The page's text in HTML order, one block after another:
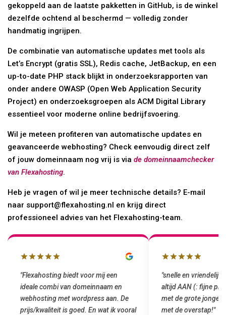
gekoppeld aan de laatste pakketten in GitHub, is de winkel
dezelfde ochtend al beschermd — volledig zonder
handmatig ingrijpen.
De combinatie van automatische updates met tools als
Let’s Encrypt (gratis SSL), Redis cache, JetBackup, en een
up-to-date PHP stack blijkt in onderzoeksrapporten van
onder andere OWASP (Open Web Application Security
Project) en onderzoeksgroepen als ACM Digital Library
essentieel voor moderne online bedrijfsvoering.
Wil je meteen profiteren van automatische updates en
geavanceerde webhosting? Check eenvoudig direct zelf
of jouw domeinnaam nog vrij is viade domeinnaamchecker
van Flexahosting.
Heb je vragen of wil je meer technische details? E-mail
naar support@flexahosting.nl en krijg direct
professioneel advies van het Flexahosting-team.
"snelle en vriendelijke service. staat
altijd AAN (: fijne prijzen vergeleken
met de grote jongens en dus nu al blij
met de overstap!"
"Top service. Ik
het installeren van
was meteen door
gemaakt. Top